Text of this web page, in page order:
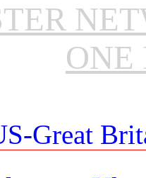
ONE
Great